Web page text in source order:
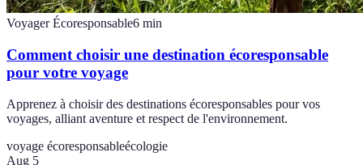
Voyager Écoresponsable6 min
Comment choisir une destination écoresponsable
pour votre voyage
Apprenez à choisir des destinations écoresponsables pour vos
voyages, alliant aventure et respect de l'environnement.
voyage écoresponsableécologie
Aug 5